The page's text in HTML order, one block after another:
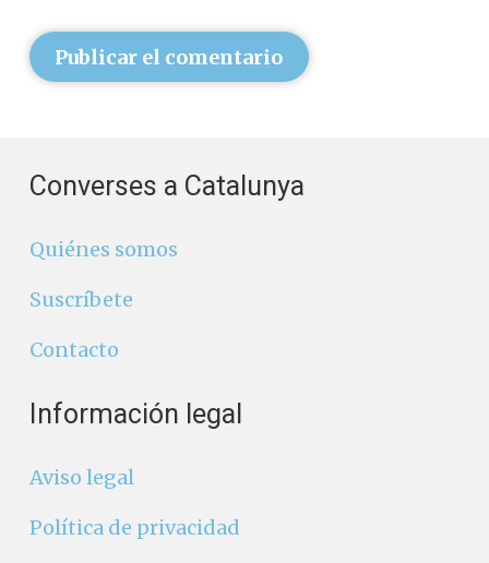
Publicar el comentario
Converses a Catalunya
Quiénes somos
Suscríbete
Contacto
Información legal
Aviso legal
Política de privacidad